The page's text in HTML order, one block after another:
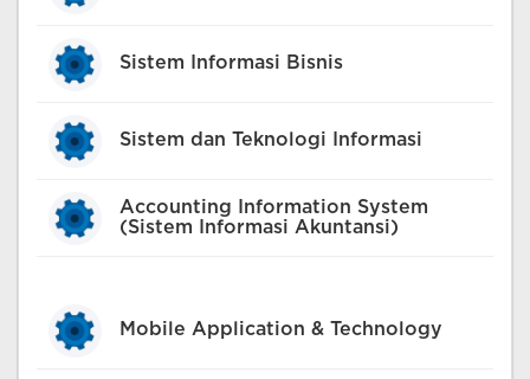
Sistem Informasi Bisnis
Sistem dan Teknologi Informasi
Accounting Information System
(Sistem Informasi Akuntansi)
Mobile Application & Technology